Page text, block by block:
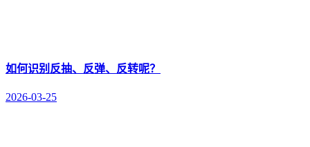
如何识别反抽、反弹、反转呢？
2026-03-25